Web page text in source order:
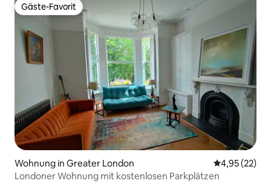
Gäste-Favorit
Gäste-Favorit
Wohnung in Greater London
4,95 (22)
Londoner Wohnung mit kostenlosen Parkplätzen